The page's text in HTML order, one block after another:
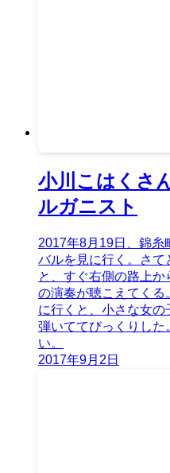
小川こはくさ
ルガニスト
2017年8月19日、錦糸
バルを見に行く。さて
と、すぐ右側の路上
の演奏が聴こえてくる
に行くと、小さな女
弾いててびっくりした
い。
2017年9月2日